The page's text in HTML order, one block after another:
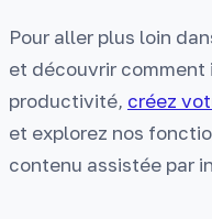
Pour aller plus loin
et découvrir
productivité, créez
et explorez nos
contenu assistée par